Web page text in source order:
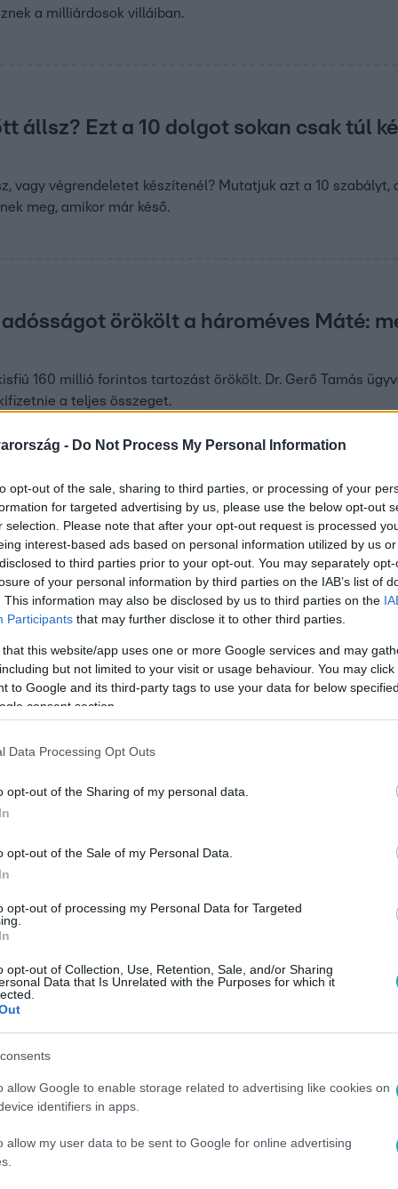
- Do Not Process My Personal Information
opt-out of the sale, sharing to third parties, or processing of your
for targeted advertising by us, please use the below opt-out
selection. Please note that after your opt-out request is processed
interest-based ads based on personal information utilized by us
to third parties prior to your opt-out. You may separately
of your personal information by third parties on the IAB’s list of
This information may also be disclosed by us to third parties on the
Participants that may further disclose it to other third parties.
that this website/app uses one or more Google services and may
but not limited to your visit or usage behaviour. You may
to Google and its third-party tags to use your data for below
consent section.
Data Processing Opt Outs
opt-out of the Sharing of my personal data.
opt-out of the Sale of my Personal Data.
opt-out of processing my Personal Data for Targeted
opt-out of Collection, Use, Retention, Sale, and/or Sharing
Data that Is Unrelated with the Purposes for which it
allow Google to enable storage related to advertising like cookies on
identifiers in apps.
allow my user data to be sent to Google for online advertising
a milliárdosok villáiban.
állsz? Ezt a 10 dolgot sokan csak túl
vagy végrendeletet készítenél? Mutatjuk azt a 10 szabályt,
meg, amikor már késő.
örökölt a hároméves Máté:
160 millió forintos tartozást örökölt. Dr. Gerő Tamás
a teljes összeget.
havonta a magyarok – sokan
átlagosan 87 ezer forintot takarítanak meg, de sokan
A készpénz nem jövedelmez...
autóval” – különös történetet mesélt
Tóth Ildikó
célja, hogy felhívja az emberek figyelmét arra, milyen
hogy ez most már az utolsó” – Gájer
az építkezésbe Gájer Bálint, aki bízik abban, hogy ez lesz
elszakad a cérna” – Kocsis Tibor
is próbára teszi
közös lakásfelújítását végzi Kocsis Tibor és kedves, Laci.